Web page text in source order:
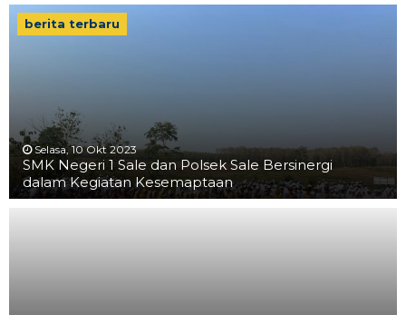
berita terbaru
Selasa, 10 Okt 2023
SMK Negeri 1 Sale dan Polsek Sale Bersinergi
dalam Kegiatan Kesemaptaan